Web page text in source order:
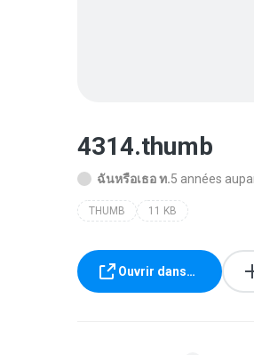
4314.thumb
ฉันหรือเธอ ท.5 années
THUMB 11 KB
Ouvrir dans…